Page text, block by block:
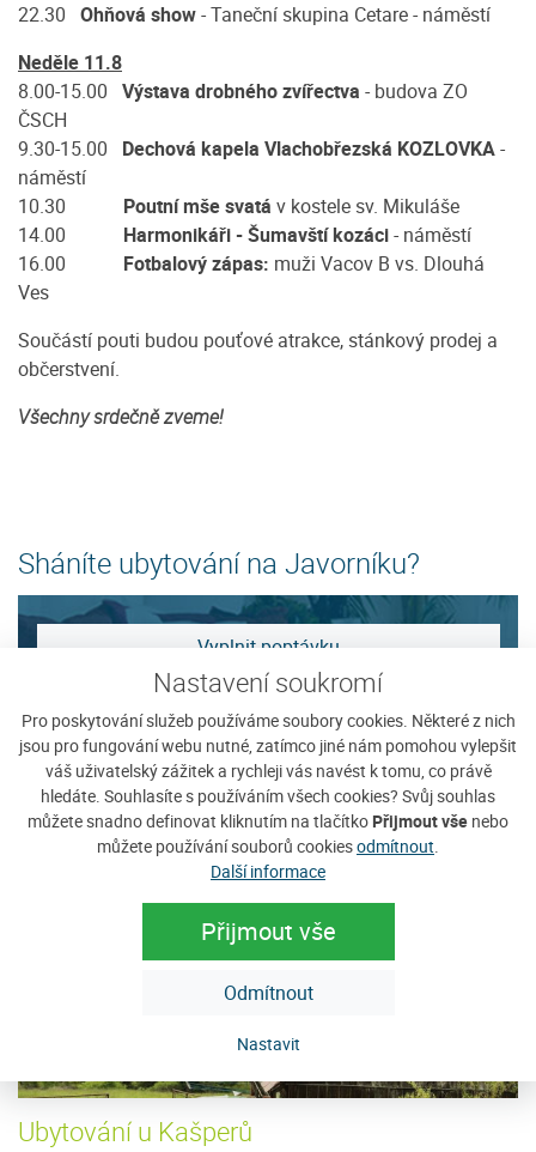
Nastavení soukromí
Pro poskytování služeb používáme soubory cookies. Některé z nich
jsou pro fungování webu nutné, zatímco jiné nám pomohou vylepšit
váš uživatelský zážitek a rychleji vás navést k tomu, co právě
hledáte. Souhlasíte s používáním všech cookies? Svůj souhlas
můžete snadno definovat kliknutím na tlačítko Přijmout vše nebo
můžete používání souborů cookiesodmítnout
Další informace
Přijmout vše
Odmítnout
Nastavit
22.30 Ohňová show- Taneční skupina Cetare - náměstí
Neděle 11.8
8.00-15.00 Výstava drobného zvířectva - budova ZO
ČSCH
9.30-15.00 Dechová kapela Vlachobřezská KOZLOVKA-
náměstí
10.30 Poutní mše svatá v kostele sv. Mikuláše
14.00 Harmonikáři - Šumavští kozáci- náměstí
16.00 Fotbalový zápas: muži Vacov B vs. Dlouhá
Ves
Součástí pouti budou pouťové atrakce, stánkový prodej a
občerstvení.
Všechny srdečně zveme!
Sháníte ubytování na Javorníku?
Vyplnit poptávku
Tip na ubytování
Ubytování u Kašperů